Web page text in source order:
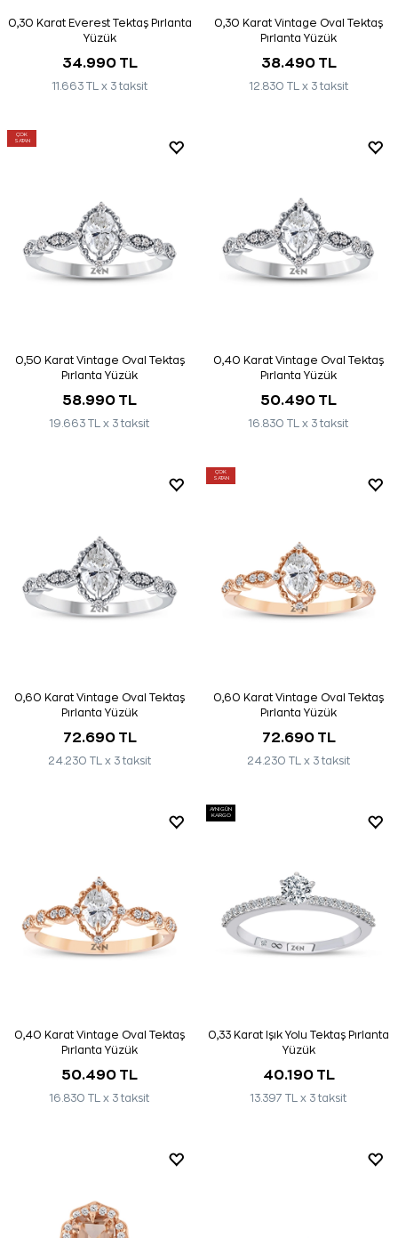
0,30 Karat Everest Tektaş Pırlanta
Yüzük
34.990 TL
11.663 TL x 3 taksit
0,30 Karat Vintage Oval Tektaş
Pırlanta Yüzük
38.490 TL
12.830 TL x 3 taksit
ÇOK
SATAN
0,50 Karat Vintage Oval Tektaş
Pırlanta Yüzük
58.990 TL
19.663 TL x 3 taksit
0,40 Karat Vintage Oval Tektaş
Pırlanta Yüzük
50.490 TL
16.830 TL x 3 taksit
0,60 Karat Vintage Oval Tektaş
Pırlanta Yüzük
72.690 TL
24.230 TL x 3 taksit
ÇOK
SATAN
0,60 Karat Vintage Oval Tektaş
Pırlanta Yüzük
72.690 TL
24.230 TL x 3 taksit
0,40 Karat Vintage Oval Tektaş
Pırlanta Yüzük
50.490 TL
16.830 TL x 3 taksit
AYNI GÜN
KARGO
0,33 Karat Işık Yolu Tektaş Pırlanta
Yüzük
40.190 TL
13.397 TL x 3 taksit